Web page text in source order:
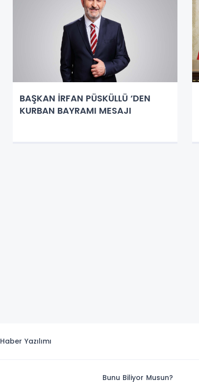
BAŞKAN İRFAN PÜSKÜLLÜ ‘DEN
KURBAN BAYRAMI MESAJI
Haber Yazılımı
Bunu Biliyor Musun?